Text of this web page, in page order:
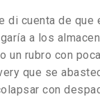
di cuenta de que
a los
un rubro con
que se
con